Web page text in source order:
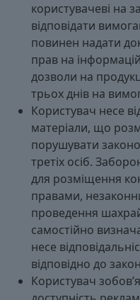
користувачеві на
відповідати
повинен надати
прав на
дозволи на
трьох днів на
Користувач несе
матеріали, що
порушувати
третіх осіб.
для розміщення
правами,
проведення
самостійно
несе
відповідно до
Користувач